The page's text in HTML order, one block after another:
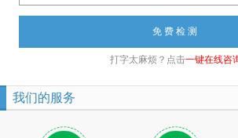
打字太麻烦？点击一键在线咨
我们的服务